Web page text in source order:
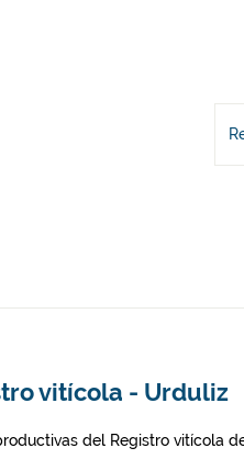
vitícola - Urduliz
del Registro vitícola